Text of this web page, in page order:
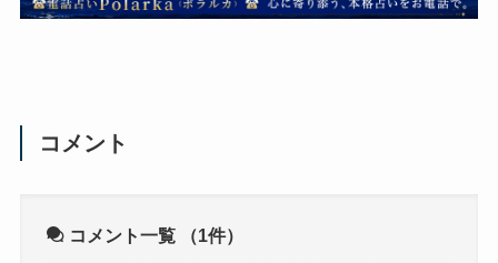
コメント
コメント一覧 （1件）